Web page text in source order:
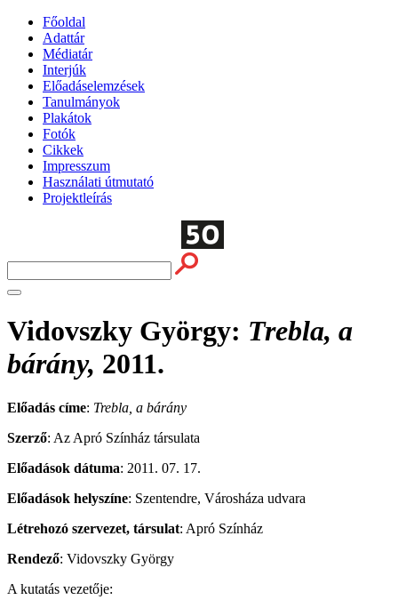
Főoldal
Adattár
Médiatár
Interjúk
Előadáselemzések
Tanulmányok
Plakátok
Fotók
Cikkek
Impresszum
Használati útmutató
Projektleírás
Vidovszky György: Trebla, a
bárány, 2011.
Előadás címe: Trebla, a bárány
Szerző: Az Apró Színház társulata
Előadások dátuma: 2011. 07. 17.
Előadások helyszíne: Szentendre, Városháza udvara
Létrehozó szervezet, társulat: Apró Színház
Rendező: Vidovszky György
A kutatás vezetője: